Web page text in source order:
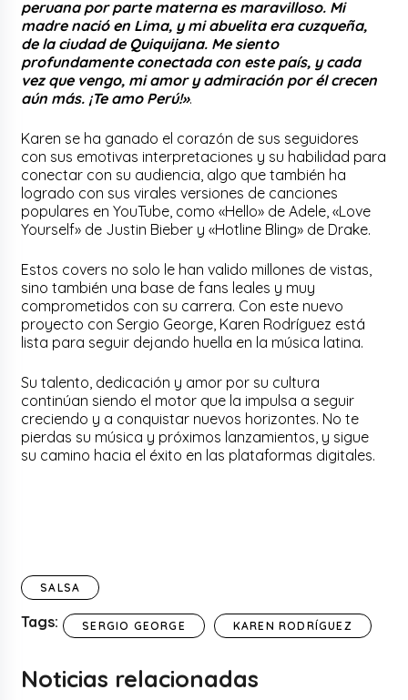
peruana por parte materna es maravilloso. Mi
madre nació en Lima, y mi abuelita era cuzqueña,
de la ciudad de Quiquijana. Me siento
profundamente conectada con este país, y cada
vez que vengo, mi amor y admiración por él crecen
aún más. ¡Te amo Perú!».
Karen se ha ganado el corazón de sus seguidores
con sus emotivas interpretaciones y su habilidad para
conectar con su audiencia, algo que también ha
logrado con sus virales versiones de canciones
populares en YouTube, como «Hello» de Adele, «Love
Yourself» de Justin Bieber y «Hotline Bling» de Drake.
Estos covers no solo le han valido millones de vistas,
sino también una base de fans leales y muy
comprometidos con su carrera. Con este nuevo
proyecto con Sergio George, Karen Rodríguez está
lista para seguir dejando huella en la música latina.
Su talento, dedicación y amor por su cultura
continúan siendo el motor que la impulsa a seguir
creciendo y a conquistar nuevos horizontes. No te
pierdas su música y próximos lanzamientos, y sigue
su camino hacia el éxito en las plataformas digitales.
SALSA
Tags: SERGIO GEORGE KAREN RODRÍGUEZ
Noticias relacionadas